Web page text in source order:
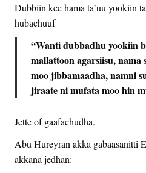
Dubbiin kee hama ta’uu yookiin
hubachuuf
“Wanti dubbadhu yookiin
mallattoon agarsiisu,
moo jibbamaadha, namni
jiraate ni mufata moo hin
Jette of gaafachudha.
Abu Hureyran akka gabaasanitti
akkana jedhan: